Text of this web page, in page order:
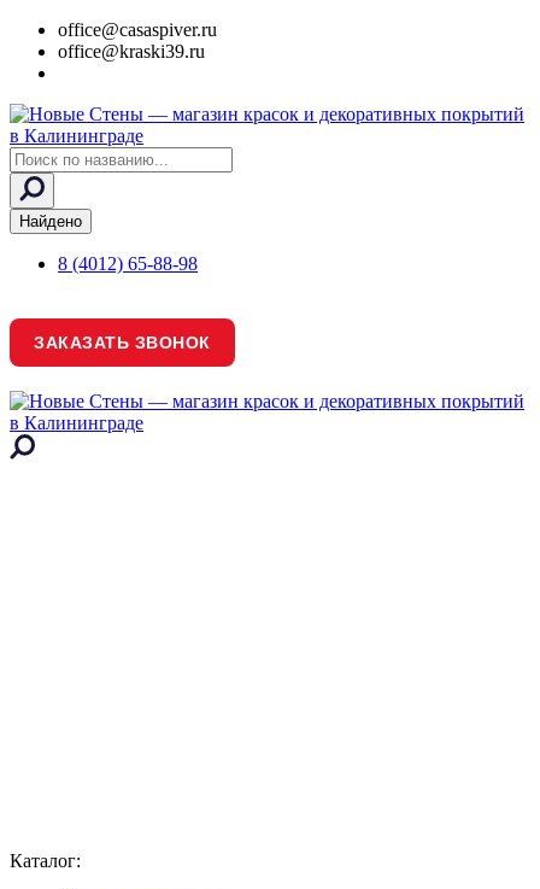
office@casaspiver.ru
office@kraski39.ru
Search
...
Найдено
8 (4012) 65-88-98
ЗАКАЗАТЬ ЗВОНОК
Каталог: